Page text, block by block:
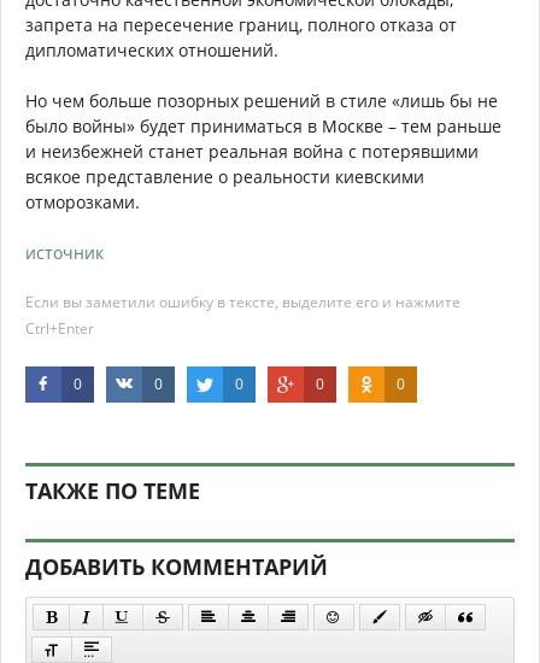
запрета на пересечение границ, полного отказа от
дипломатических отношений.
Но чем больше позорных решений в стиле «лишь бы не
было войны» будет приниматься в Москве – тем раньше
и неизбежней станет реальная война с потерявшими
всякое представление о реальности киевскими
отморозками.
источник
Если вы заметили ошибку в тексте, выделите его и нажмите
Ctrl+Enter
0 0 0 0 0
ТАКЖЕ ПО ТЕМЕ
ДОБАВИТЬ КОММЕНТАРИЙ